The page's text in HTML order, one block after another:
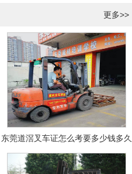
更多>>
东莞道滘叉车证怎么考要多少钱多久
拿证